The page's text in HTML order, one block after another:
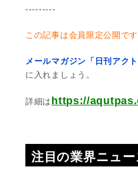
---------
この記事は会員限定公開で
メールマガジン「日刊アクト
に入れましょう。
詳細はhttps://
注目の業界ニュー